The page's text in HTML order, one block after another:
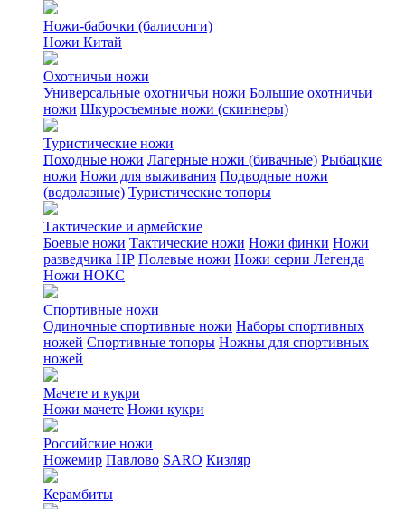
Ножи-бабочки (балисонги)
Ножи Китай
Охотничьи ножи
Универсальные охотничьи ножи Большие охотничьи
ножи Шкуросъемные ножи (скиннеры)
Туристические ножи
Походные ножи Лагерные ножи (бивачные) Рыбацкие
ножи Ножи для выживания Подводные ножи
(водолазные) Туристические топоры
Тактические и армейские
Боевые ножи Тактические ножи Ножи финки Ножи
разведчика НР Полевые ножи Ножи серии Легенда
Ножи НОКС
Спортивные ножи
Одиночные спортивные ножи Наборы спортивных
ножей Спортивные топоры Ножны для спортивных
ножей
Мачете и кукри
Ножи мачете Ножи кукри
Российские ножи
Ножемир Павлово SARO Кизляр
Керамбиты